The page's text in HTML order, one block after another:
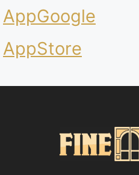
AppGoogle
AppStore